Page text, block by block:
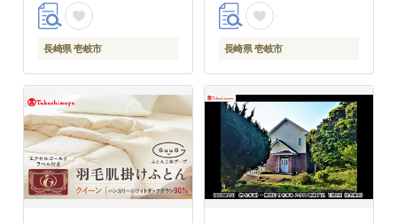
ル寝具 オールシーズン
対応 羽毛布団 肌掛け布
団 国産 日本製
2000000円 200万円
長崎県 壱岐市
ル寝具 オールシーズン
対応 羽毛布団 肌掛け布
団 国産 日本製
2500000円 250万円
長崎県 壱岐市